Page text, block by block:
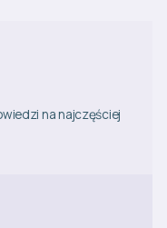
na najczęściej